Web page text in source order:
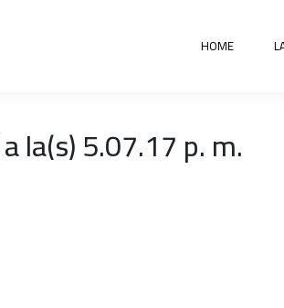
HOME
la(s) 5.07.17 p. m.